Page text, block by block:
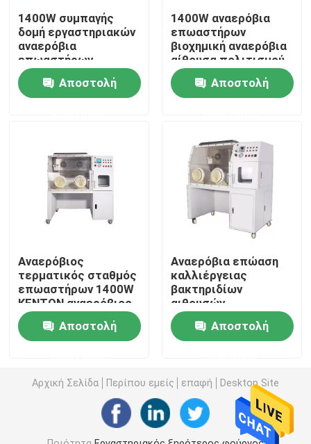
Σπίτι
Σχετικά με εμάς
Προϊόντα
Εργαστηριακός ξηρότερος φούρνος
Βιομηχανικός φούρνος ξήρανσης
Θερμοστατικός επωαστήρας
Θάλαμος υγρασίας θερμοκρασίας
Κλιματολογική αίθουσα
1400W συμπαγής
δομή εργαστηριακών
αναερόβια
επωαστήρων
Αποστολή
1400W αναερόβια
επωαστήρων
βιοχημική αναερόβια
αίθουσα πολιτισμού
μικροβιολογίας
βακτηριακήΑποστολή
Αναερόβιος
τερματικός σταθμός
επωαστήρων 1400W
KENTON αναερόβιος
για το εργαστήριο
Αποστολή
Αναερόβια επώαση
καλλιέργειας
βακτηριδίων
αιθουσών
επωαστήρων
εργαστηρίων
αναερόβια
Αποστολή
Αρχική Σελίδα Περίπου εμείς επαφή Desktop Site